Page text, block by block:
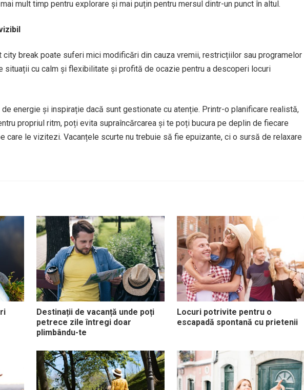
mult timp pentru explorare și mai puțin pentru mersul dintr-un punct în altul.
city break poate suferi mici modificări din cauza vremii, restricțiilor sau programelor
situații cu calm și flexibilitate și profită de ocazie pentru a descoperi locuri
energie și inspirație dacă sunt gestionate cu atenție. Printr-o planificare realistă,
propriul ritm, poți evita supraîncărcarea și te poți bucura pe deplin de fiecare
care le vizitezi. Vacanțele scurte nu trebuie să fie epuizante, ci o sursă de relaxare
Destinații de vacanță unde poți
petrece zile întregi doar
plimbându-te
Locuri potrivite pentru o
escapadă spontană cu prietenii